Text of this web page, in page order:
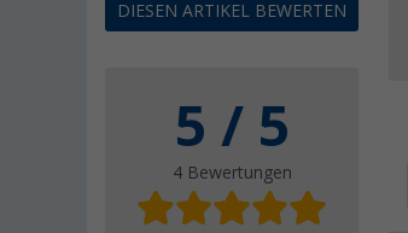
DIESEN ARTIKEL BEWERTEN
5 / 5
4 Bewertungen